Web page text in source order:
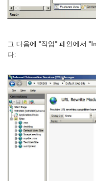
그 다음에 "작업" 패인에서
다: